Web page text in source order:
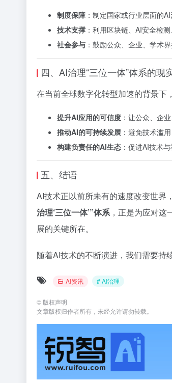
制度保障 ：制定国家或行业层面的
技术支撑 ：利用区块链、AI安全检
社会参与 ：鼓励公众、企业、学术
四、AI治理“三位一体”体系的现
在当前全球数字化转型加速的背景下
提升AI应用的可信度 ：让公众、企
推动AI的可持续发展 ：避免技术滥
构建负责任的AI生态 ：促进AI技术
五、结语
AI技术正以前所未有的速度改变世界
治理‘三位一体’”体系，正是为应对这
展的关键所在。
随着AI技术的不断演进，我们需要持
AI资讯 # AI治理
© 版权声明
文章版权归作者所有，未经允许请勿转载。